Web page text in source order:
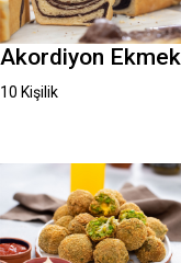
Akordiyon Ekmek
10 Kişilik